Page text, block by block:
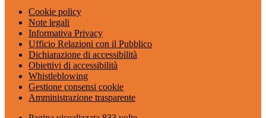
Cookie policy
Note legali
Informativa Privacy
Ufficio Relazioni con il Pubblico
Dichiarazione di accessibilità
Obiettivi di accessibilità
Whistleblowing
Gestione consensi cookie
Amministrazione trasparente